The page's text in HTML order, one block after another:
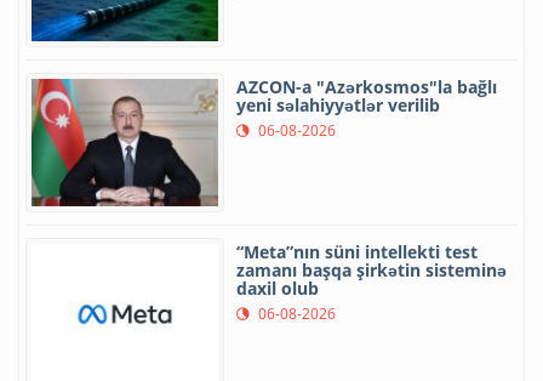
AZCON-a "Azərkosmos"la bağlı
yeni səlahiyyətlər verilib
06-08-2026
“Meta”nın süni intellekti test
zamanı başqa şirkətin sisteminə
daxil olub
06-08-2026